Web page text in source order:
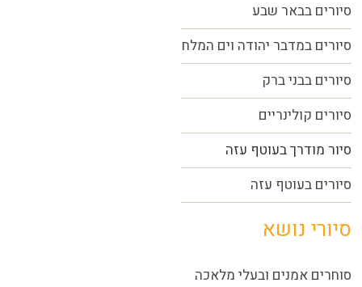
סיורים בבאר שבע
סיורים במדבר יהודה וים המלח
סיורים בבני ברק
סיורים קולינריים
סיור מודרך בעוטף עזה
סיורים בעוטף עזה
סיורי נושא
סוחרים אמנים ובעלי מלאכה